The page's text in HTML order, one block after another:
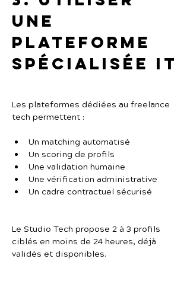
une
plateforme
spécialisée IT
Les plateformes dédiées au freelance
tech permettent :
Un matching automatisé
Un scoring de profils
Une validation humaine
Une vérification administrative
Un cadre contractuel sécurisé
Le Studio Tech propose 2 à 3 profils
ciblés en moins de 24 heures, déjà
validés et disponibles.